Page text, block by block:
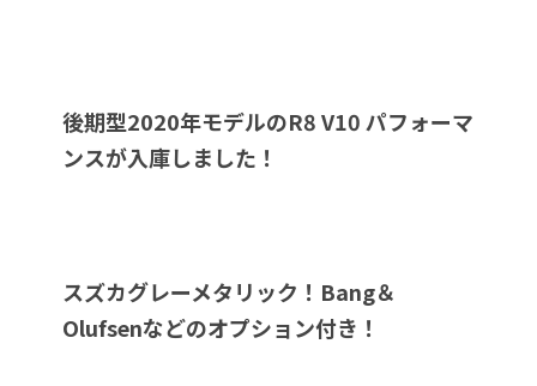
後期型2020年モデルのR8 V10 パフォーマ
ンスが入庫しました！
スズカグレーメタリック！Bang＆
Olufsenなどのオプション付き！